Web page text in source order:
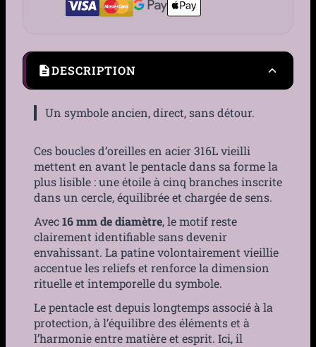
DESCRIPTION
Un symbole ancien, direct, sans détour.
Ces boucles d’oreilles en acier 316L vieilli
mettent en avant le pentacle dans sa forme la
plus lisible : une étoile à cinq branches inscrite
dans un cercle, équilibrée et chargée de sens.
Avec16 mm de diamètre, le motif reste
clairement identifiable sans devenir
envahissant. La patine volontairement vieillie
accentue les reliefs et renforce la dimension
rituelle et intemporelle du symbole.
Le pentacle est depuis longtemps associé à la
protection, à l’équilibre des éléments et à
l’harmonie entre matière et esprit. Ici, il